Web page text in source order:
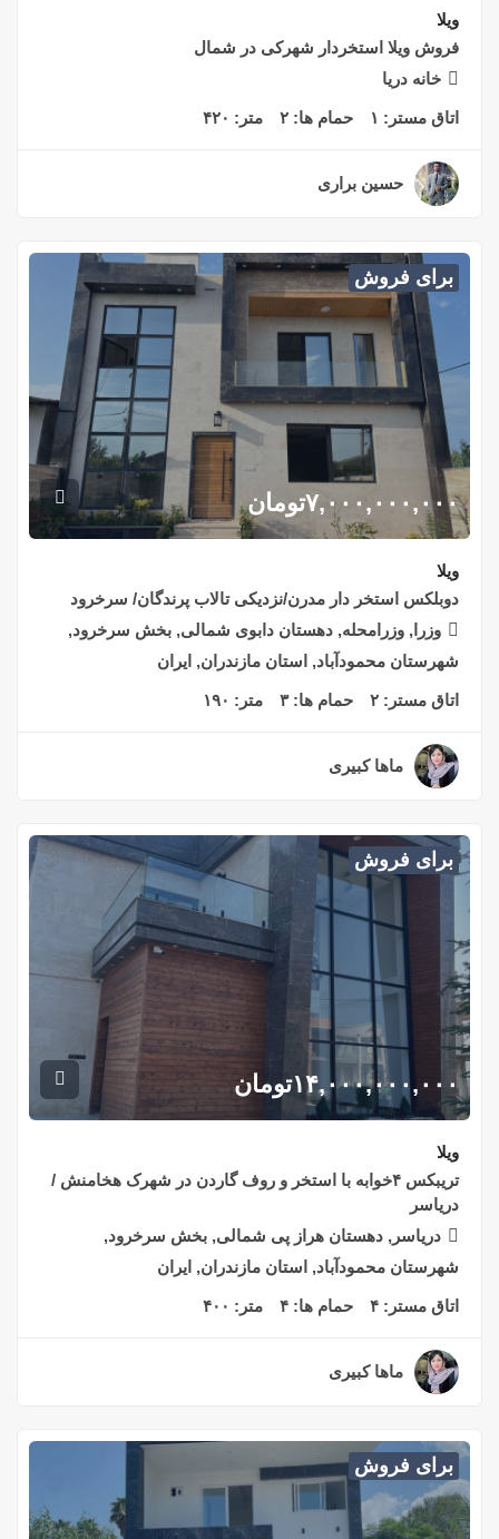
ویلا
فروش ویلا استخردار شهرکی در شمال
خانه دریا
اتاق مستر: ۱ حمام ها: ۲ متر: ۴۲۰
حسین براری
برای فروش
۷,۰۰۰,۰۰۰,۰۰۰تومان
ویلا
دوبلکس استخر دار مدرن/نزدیکی تالاب پرندگان/ سرخرود
وزرا, وزرامحله, دهستان دابوی شمالی, بخش سرخرود,
شهرستان محمودآباد, استان مازندران, ایران
اتاق مستر: ۲ حمام ها:۳ متر: ۱۹۰
ماها کبیری
برای فروش
۱۴,۰۰۰,۰۰۰,۰۰۰تومان
ویلا
تریبکس ۴خوابه با استخر و روف گاردن در شهرک هخامنش /
دریاسر
دریاسر, دهستان هراز پی شمالی, بخش سرخرود,
شهرستان محمودآباد, استان مازندران, ایران
اتاق مستر: ۴ حمام ها: ۴ متر: ۴۰۰
ماها کبیری
برای فروش